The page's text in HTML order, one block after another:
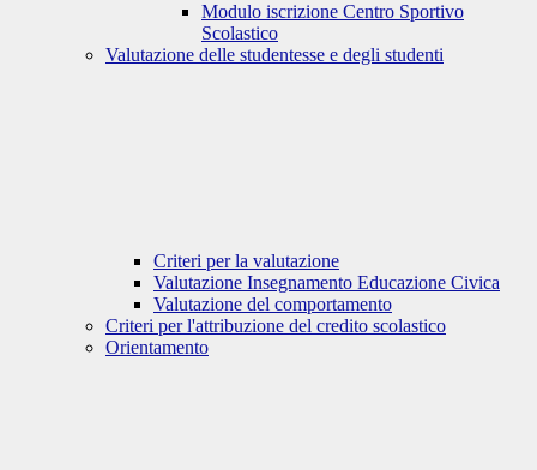
Modulo iscrizione Centro Sportivo
Scolastico
Valutazione delle studentesse e degli studenti
Criteri per la valutazione
Valutazione Insegnamento Educazione Civica
Valutazione del comportamento
Criteri per l'attribuzione del credito scolastico
Orientamento